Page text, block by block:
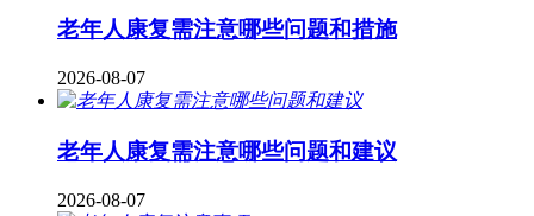
老年人康复需注意哪些问题和措施
2026-08-07
老年人康复需注意哪些问题和建议
2026-08-07